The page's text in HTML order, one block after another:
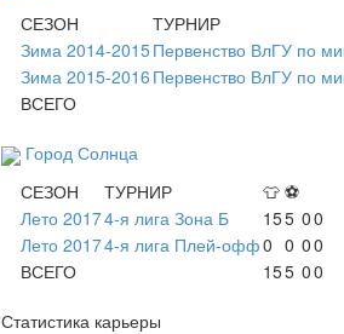
СЕЗОН
ТУРНИР
Зима 2014-2015Первенство ВлГУ по
Зима 2015-2016 Первенство ВлГУ по
ВСЕГО
Город Солнца
СЕЗОН
ТУРНИР 👕 ⚽
Лето 20174-я лига Зона Б 155 00
Лето 20174-я лига Плей-офф0 0 00
ВСЕГО
155 00
Статистика карьеры